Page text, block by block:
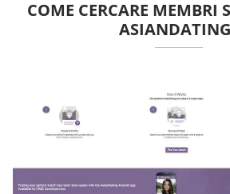
COME CERCARE MEMBRI